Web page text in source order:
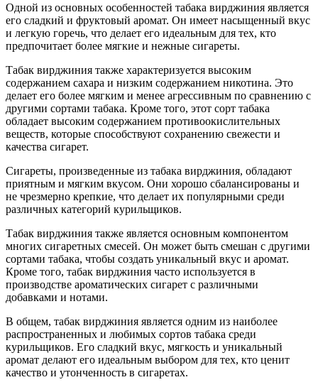
Одной из основных особенностей табака вирджиния является
его сладкий и фруктовый аромат. Он имеет насыщенный вкус
и легкую горечь, что делает его идеальным для тех, кто
предпочитает более мягкие и нежные сигареты.
Табак вирджиния также характеризуется высоким
содержанием сахара и низким содержанием никотина. Это
делает его более мягким и менее агрессивным по сравнению с
другими сортами табака. Кроме того, этот сорт табака
обладает высоким содержанием противоокислительных
веществ, которые способствуют сохранению свежести и
качества сигарет.
Сигареты, произведенные из табака вирджиния, обладают
приятным и мягким вкусом. Они хорошо сбалансированы и
не чрезмерно крепкие, что делает их популярными среди
различных категорий курильщиков.
Табак вирджиния также является основным компонентом
многих сигаретных смесей. Он может быть смешан с другими
сортами табака, чтобы создать уникальный вкус и аромат.
Кроме того, табак вирджиния часто используется в
производстве ароматических сигарет с различными
добавками и нотами.
В общем, табак вирджиния является одним из наиболее
распространенных и любимых сортов табака среди
курильщиков. Его сладкий вкус, мягкость и уникальный
аромат делают его идеальным выбором для тех, кто ценит
качество и утонченность в сигаретах.